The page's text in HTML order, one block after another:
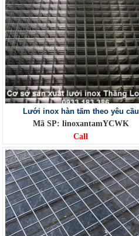
Lưới inox hàn tấm theo yêu cầu
Mã SP: linoxantamYCWK
Call